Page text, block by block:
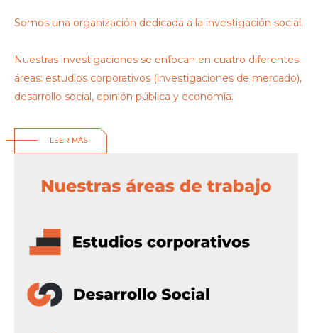
Somos una organización dedicada a la investigación social.
Nuestras investigaciones se enfocan en cuatro diferentes
áreas: estudios corporativos (investigaciones de mercado),
desarrollo social, opinión pública y economía.
LEER MÁS